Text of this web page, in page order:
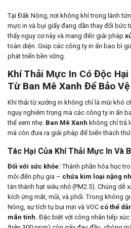
Tại Đắk Nông, nơi không khí trong lành
mực in và bụi giấy đang dần thay đổi bức
thấy nguy cơ này và mang đến giải pháp
toàn diện. Giúp các công ty in ấn bao bì
phát triển bền vững.
Khí Thải Mực In Có Độc Hại
Từ Ban Mê Xanh Để Bảo
Khí thải từ xưởng in không chỉ là mùi khó
nguy nghiêm trọng mà các công ty in ấn
thể xem nhẹ. Ban Mê Xanh không chỉ trả
mà còn đưa ra giải pháp để biến thách
Tác Hại Của Khí Thải Mực In Và
Đối với sức khỏe: Thành phần hóa học
môi đến phụ gia – chứa kim loại nặng
tán thành hạt siêu nhỏ (PM2.5). Chúng dễ
kích ứng mắt, mũi, và phổi. Trong không
Nông, sự tích tụ bụi mịn và VOC có thể
mãn tính. Đặc biệt với công nhân tiếp xúc